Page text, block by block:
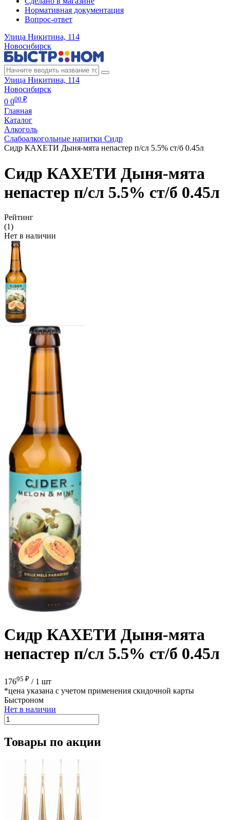
Нормативная документация
Вопрос-ответ
Улица Никитина, 114
Новосибирск
Улица Никитина, 114
Новосибирск
0 000 ₽
Главная
Каталог
Алкоголь
Слабоалкогольные напитки Сидр
Сидр КАХЕТИ Дыня-мята непастер п/сл 5.5% ст/б 0.45л
Сидр КАХЕТИ Дыня-мята
непастер п/сл 5.5% ст/б 0.45л
Рейтинг
(1)
Нет в наличии
Сидр КАХЕТИ Дыня-мята
непастер п/сл 5.5% ст/б 0.45л
17695 ₽ / 1 шт
*цена указана с учетом применения скидочной карты
Быстроном
Нет в наличии
Товары по акции